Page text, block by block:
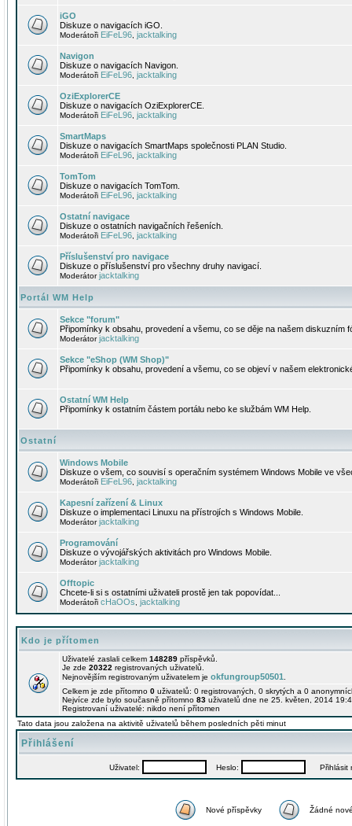
iGO
Diskuze o navigacích iGO.
Moderátoři EiFeL96 jacktalking
Navigon
Diskuze o navigacích Navigon.
Moderátoři EiFeL96 jacktalking
OziExplorerCE
Diskuze o navigacích OziExplorerCE.
Moderátoři EiFeL96 jacktalking
SmartMaps
Diskuze o navigacích SmartMaps společnosti PLAN Studio.
Moderátoři EiFeL96 jacktalking
TomTom
Diskuze o navigacích TomTom.
Moderátoři EiFeL96 jacktalking
Ostatní navigace
Diskuze o ostatních navigačních řešeních.
Moderátoři EiFeL96 jacktalking
Příslušenství pro navigace
Diskuze o příslušenství pro všechny druhy navigací.
Moderátorjacktalking
Portál WM Help
Sekce "forum"
Připomínky k obsahu, provedení a všemu, co se děje na našem diskuzním
Moderátorjacktalking
Sekce "eShop (WM Shop)"
Připomínky k obsahu, provedení a všemu, co se objeví v našem
Ostatní WM Help
Připomínky k ostatním částem portálu nebo ke službám WM Help.
Ostatní
Windows Mobile
Diskuze o všem, co souvisí s operačním systémem Windows Mobile ve
Moderátoři EiFeL96 jacktalking
Kapesní zařízení & Linux
Diskuze o implementaci Linuxu na přístrojích s Windows Mobile.
Moderátorjacktalking
Programování
Diskuze o vývojářských aktivitách pro Windows Mobile.
Moderátorjacktalking
Offtopic
Chcete-li si s ostatními uživateli prostě jen tak popovídat...
Moderátoři cHaOOs jacktalking
Kdo je přítomen
Uživatelé zaslali celkem 148289 příspěvků.
Je zde 20322 registrovaných uživatelů.
Nejnovějším registrovaným uživatelem je okfungroup50501
Celkem je zde přítomno 0 uživatelů: 0 registrovaných, 0 skrytých a 0
Nejvíce zde bylo současně přítomno 83 uživatelů dne ne 25. květen, 2014
Registrovaní uživatelé: nikdo není přítomen
Tato data jsou založena na aktivitě uživatelů během posledních pěti minut
Přihlášení
Uživatel: Heslo: Přihlásit
Nové příspěvky Žádné